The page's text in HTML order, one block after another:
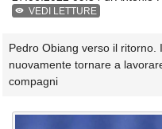
VEDI LETTURE
Pedro Obiang verso il ritorno.
nuovamente tornare a
compagni